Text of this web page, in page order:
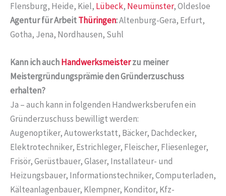
Flensburg, Heide, Kiel, Lübeck, Neumünster, Oldesloe
Agentur für ArbeitThüringen:Altenburg-Gera, Erfurt,
Gotha, Jena, Nordhausen, Suhl
Kann ich auchHandwerksmeisterzu meiner
Meistergründungsprämie den Gründerzuschuss
erhalten?
Ja – auch kann in folgenden Handwerksberufen ein
Gründerzuschuss bewilligt werden:
Augenoptiker, Autowerkstatt, Bäcker, Dachdecker,
Elektrotechniker, Estrichleger, Fleischer, Fliesenleger,
Frisör, Gerüstbauer, Glaser, Installateur- und
Heizungsbauer, Informationstechniker, Computerladen,
Kälteanlagenbauer, Klempner, Konditor, Kfz-